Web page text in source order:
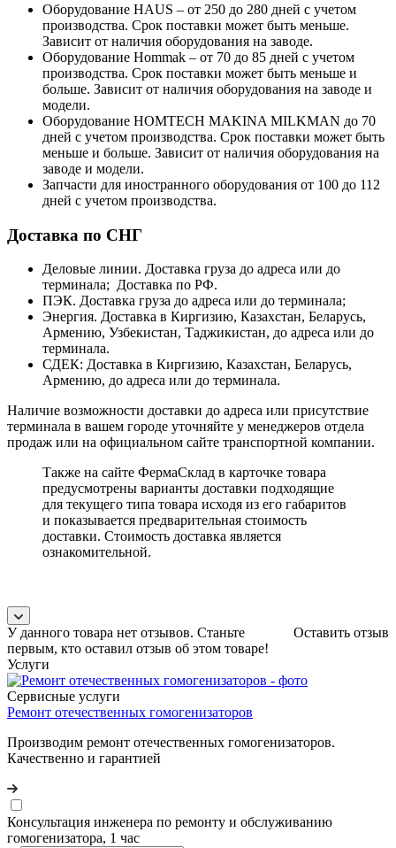
Оборудование HAUS – от 250 до 280 дней с учетом
производства. Срок поставки может быть меньше.
Зависит от наличия оборудования на заводе.
Оборудование Hommak – от 70 до 85 дней с учетом
производства. Срок поставки может быть меньше и
больше. Зависит от наличия оборудования на заводе и
модели.
Оборудование HOMTECH MAKINA MILKMAN до 70
дней с учетом производства. Срок поставки может быть
меньше и больше. Зависит от наличия оборудования на
заводе и модели.
Запчасти для иностранного оборудования от 100 до 112
дней с учетом производства.
Доставка по СНГ
Деловые линии. Доставка груза до адреса или до
терминала; Доставка по РФ.
ПЭК. Доставка груза до адреса или до терминала;
Энергия. Доставка в Киргизию, Казахстан, Беларусь,
Армению, Узбекистан, Таджикистан, до адреса или до
терминала.
СДЕК: Доставка в Киргизию, Казахстан, Беларусь,
Армению, до адреса или до терминала.
Наличие возможности доставки до адреса или присутствие
терминала в вашем городе уточняйте у менеджеров отдела
продаж или на официальном сайте транспортной компании.
Также на сайте ФермаСклад в карточке товара
предусмотрены варианты доставки подходящие
для текущего типа товара исходя из его габаритов
и показывается предварительная стоимость
доставки. Стоимость доставка является
ознакомительной.
Оставить отзыв
У данного товара нет отзывов. Станьте
первым, кто оставил отзыв об этом товаре!
Услуги
Сервисные услуги
Ремонт отечественных гомогенизаторов
Производим ремонт отечественных гомогенизаторов.
Качественно и гарантией
Консультация инженера по ремонту и обслуживанию
гомогенизатора, 1 час